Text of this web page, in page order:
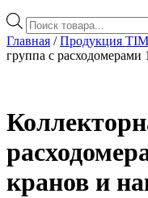
Поиск
товаров
Главная /Продукция TIM
группа с
кранов и